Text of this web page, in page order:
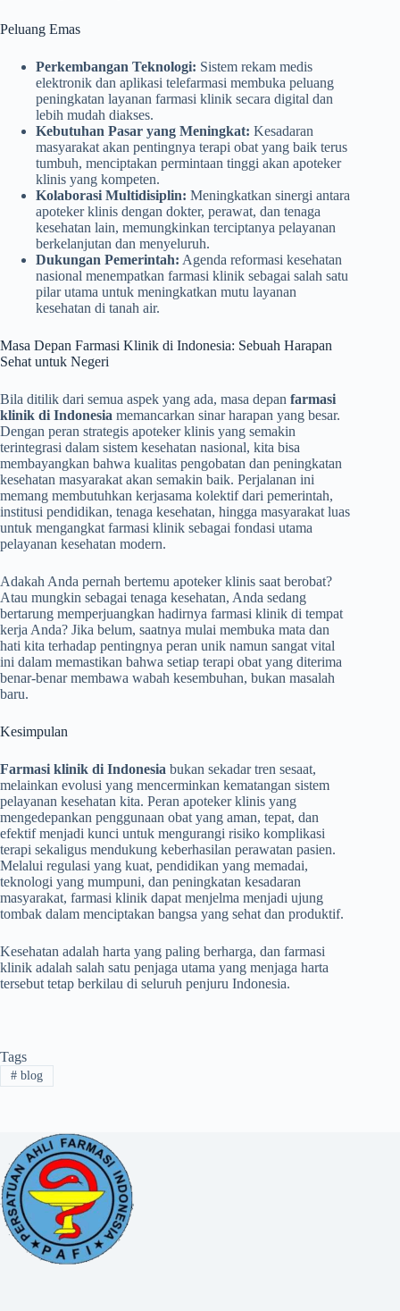
Peluang Emas
Perkembangan Teknologi: Sistem rekam medis
elektronik dan aplikasi telefarmasi membuka peluang
peningkatan layanan farmasi klinik secara digital dan
lebih mudah diakses.
Kebutuhan Pasar yang Meningkat: Kesadaran
masyarakat akan pentingnya terapi obat yang baik terus
tumbuh, menciptakan permintaan tinggi akan apoteker
klinis yang kompeten.
Kolaborasi Multidisiplin: Meningkatkan sinergi antara
apoteker klinis dengan dokter, perawat, dan tenaga
kesehatan lain, memungkinkan terciptanya pelayanan
berkelanjutan dan menyeluruh.
Dukungan Pemerintah: Agenda reformasi kesehatan
nasional menempatkan farmasi klinik sebagai salah satu
pilar utama untuk meningkatkan mutu layanan
kesehatan di tanah air.
Masa Depan Farmasi Klinik di Indonesia: Sebuah Harapan
Sehat untuk Negeri
Bila ditilik dari semua aspek yang ada, masa depan farmasi
klinik di Indonesia memancarkan sinar harapan yang besar.
Dengan peran strategis apoteker klinis yang semakin
terintegrasi dalam sistem kesehatan nasional, kita bisa
membayangkan bahwa kualitas pengobatan dan peningkatan
kesehatan masyarakat akan semakin baik. Perjalanan ini
memang membutuhkan kerjasama kolektif dari pemerintah,
institusi pendidikan, tenaga kesehatan, hingga masyarakat luas
untuk mengangkat farmasi klinik sebagai fondasi utama
pelayanan kesehatan modern.
Adakah Anda pernah bertemu apoteker klinis saat berobat?
Atau mungkin sebagai tenaga kesehatan, Anda sedang
bertarung memperjuangkan hadirnya farmasi klinik di tempat
kerja Anda? Jika belum, saatnya mulai membuka mata dan
hati kita terhadap pentingnya peran unik namun sangat vital
ini dalam memastikan bahwa setiap terapi obat yang diterima
benar-benar membawa wabah kesembuhan, bukan masalah
baru.
Kesimpulan
Farmasi klinik di Indonesia bukan sekadar tren sesaat,
melainkan evolusi yang mencerminkan kematangan sistem
pelayanan kesehatan kita. Peran apoteker klinis yang
mengedepankan penggunaan obat yang aman, tepat, dan
efektif menjadi kunci untuk mengurangi risiko komplikasi
terapi sekaligus mendukung keberhasilan perawatan pasien.
Melalui regulasi yang kuat, pendidikan yang memadai,
teknologi yang mumpuni, dan peningkatan kesadaran
masyarakat, farmasi klinik dapat menjelma menjadi ujung
tombak dalam menciptakan bangsa yang sehat dan produktif.
Kesehatan adalah harta yang paling berharga, dan farmasi
klinik adalah salah satu penjaga utama yang menjaga harta
tersebut tetap berkilau di seluruh penjuru Indonesia.
Tags
#blog